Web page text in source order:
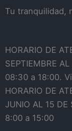
Tu tranquilidad,
HORARIO DE
SEPTIEMBRE
08:30 a 18:00.
HORARIO DE
JUNIO AL 15
8:00 a 15:00